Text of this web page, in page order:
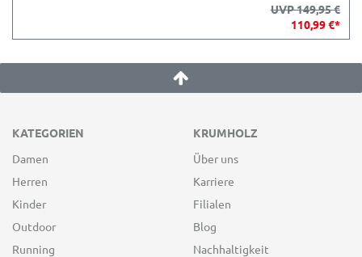
UVP 149,95 €
110,99 €*
KATEGORIEN
Damen
Herren
Kinder
Outdoor
Running
KRUMHOLZ
Über uns
Karriere
Filialen
Blog
Nachhaltigkeit